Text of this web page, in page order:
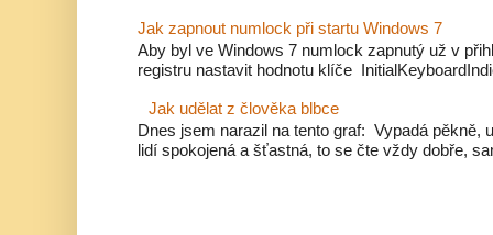
Jak zapnout numlock při startu Windows 7
Aby byl ve Windows 7 numlock zapnutý už v
registru nastavit hodnotu klíče
Jak udělat z člověka blbce
Dnes jsem narazil na tento graf: Vypadá pěkně,
lidí spokojená a šťastná, to se čte vždy dobře,